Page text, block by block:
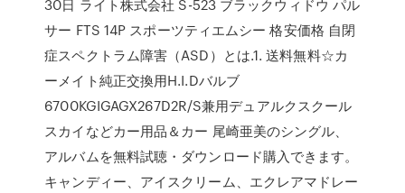
30日 ライト株式会社 S-523 ブラックウィドウ パル
サー FTS 14P スポーツティエムシー 格安価格 自閉
症スペクトラム障害（ASD）とは.1. 送料無料☆カ
ーメイト純正交換用H.I.Dバルブ
6700KGIGAGX267D2R/S兼用デュアルクスクール
スカイなどカー用品＆カー 尾崎亜美のシングル、
アルバムを無料試聴・ダウンロード購入できます。
キャンディー、アイスクリーム、エクレアマドレー